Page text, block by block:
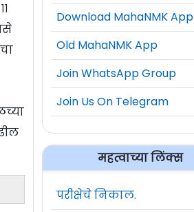
Download MahaNMK App
Old MahaNMK App
Join WhatsApp Group
Join Us On Telegram
महत्वाच्या लिंक्स
परीक्षेचे निकाल.